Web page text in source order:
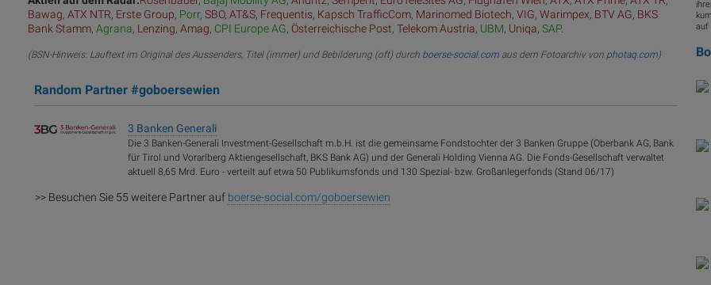
Bawag, ATX NTR, Erste Group, Porr, SBO, AT&S, Frequentis, Kapsch TrafficCom, Marinomed Biotech, VIG, Warimpex, BTV AG, BKS
Bank Stamm, Agrana, Lenzing, Amag, CPI Europe AG, Österreichische Post, Telekom Austria, UBM, Uniqa, SAP.
(BSN-Hinweis: Lauftext im Original des Aussenders, Titel (immer) und Bebilderung (oft) durch boerse-social.com aus dem Fotoarchiv von photaq.com)
Random Partner #goboersewien
3 Banken Generali
Die 3 Banken-Generali Investment-Gesellschaft m.b.H. ist die gemeinsame Fondstochter der 3 Banken Gruppe (Oberbank AG, Bank
für Tirol und Vorarlberg Aktiengesellschaft, BKS Bank AG) und der Generali Holding Vienna AG. Die Fonds-Gesellschaft verwaltet
aktuell 8,65 Mrd. Euro - verteilt auf etwa 50 Publikumsfonds und 130 Spezial- bzw. Großanlegerfonds (Stand 06/17)
>> Besuchen Sie 55 weitere Partner auf boerse-social.com/goboersewien
auf